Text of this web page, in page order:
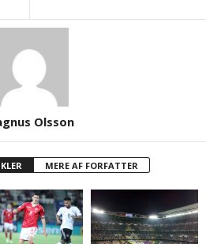
Olsson
MERE AF FORFATTER